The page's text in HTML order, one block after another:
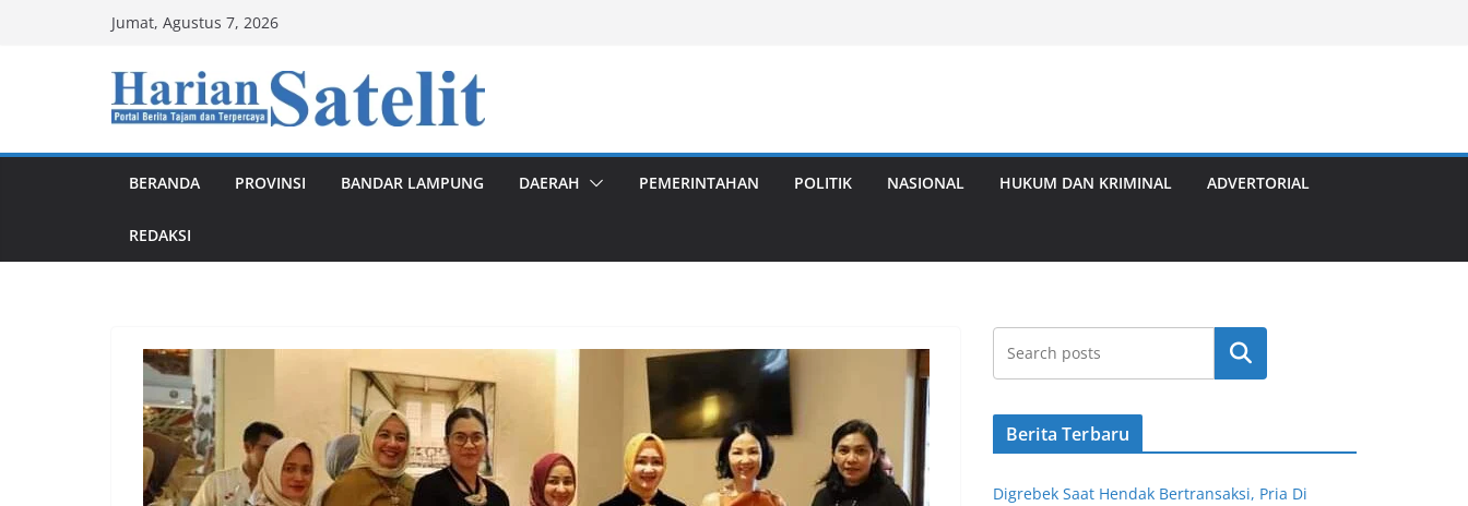
Jumat, Agustus 7, 2026
BERANDA PROVINSI BANDAR LAMPUNG DAERAH PEMERINTAHAN POLITIK NASIONAL HUKUM DAN KRIMINAL ADVERTORIAL
REDAKSI
Cari
Berita Terbaru
Digrebek Saat Hendak Bertransaksi, Pria Di